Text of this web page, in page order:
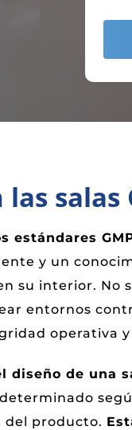
salas
estándares
y un
su interior. No
entornos
operativa
de una
del producto.